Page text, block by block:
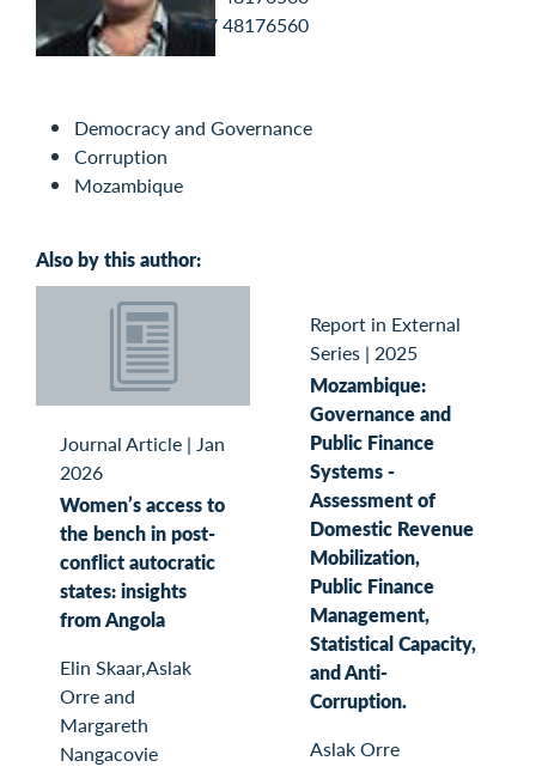
+47 48176560
Democracy and Governance
Corruption
Mozambique
Also by this author:
Journal Article | Jan
2026
Women’s access to
the bench in post-
conflict autocratic
states: insights
from Angola
Elin Skaar,Aslak
Orre and
Margareth
Nangacovie
Report in External
Series | 2025
Mozambique:
Governance and
Public Finance
Systems -
Assessment of
Domestic Revenue
Mobilization,
Public Finance
Management,
Statistical Capacity,
and Anti-
Corruption.
Aslak Orre